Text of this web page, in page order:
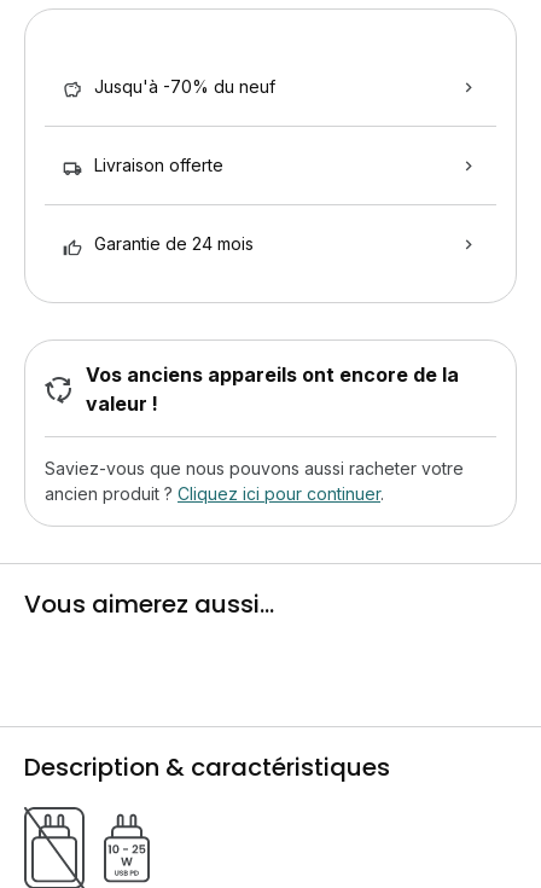
Jusqu'à -70% du neuf
Livraison offerte
Garantie de 24 mois
Vos anciens appareils ont encore de la
valeur !
Saviez-vous que nous pouvons aussi racheter votre
ancien produit ? Cliquez ici pour continuer.
Vous aimerez aussi...
Description & caractéristiques